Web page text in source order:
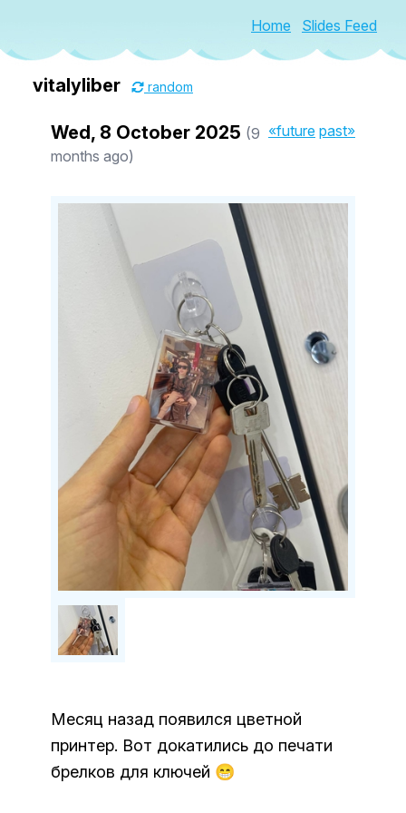
Home Slides Feed
vitalyliber random
«future past»
Wed, 8 October 2025 (9
months ago)
Месяц назад появился цветной
принтер. Вот докатились до печати
брелков для ключей 😁